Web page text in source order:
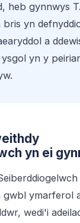
heb gynnwys
bris yn
a
yn y
yn ei
ymarferol
wedi'i